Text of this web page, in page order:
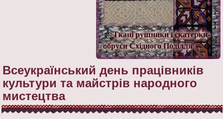
Ткані рушники і скатерки-
обруси Східного Поділля
Всеукраїнський день працівників
культури та майстрів народного
мистецтва